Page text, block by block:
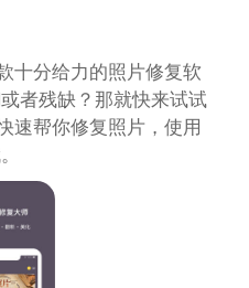
十分给力的照片修复软
者残缺？那就快来试试
速帮你修复照片，使用